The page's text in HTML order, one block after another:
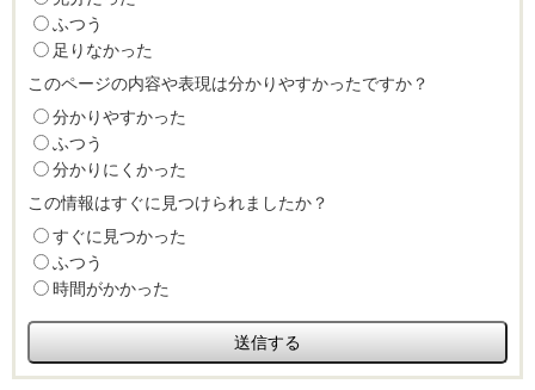
ふつう
足りなかった
このページの内容や表現は分かりやすかったですか？
分かりやすかった
ふつう
分かりにくかった
この情報はすぐに見つけられましたか？
すぐに見つかった
ふつう
時間がかかった